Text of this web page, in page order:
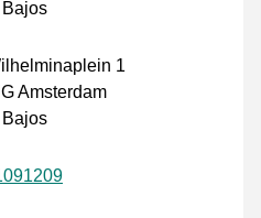
1
Amsterdam